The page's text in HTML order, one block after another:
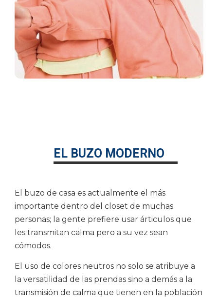
EL BUZO MODERNO
El buzo de casa es actualmente el más
importante dentro del closet de muchas
personas; la gente prefiere usar árticulos que
les transmitan calma pero a su vez sean
cómodos.
El uso de colores neutros no solo se atribuye a
la versatilidad de las prendas sino a demás a la
transmisión de calma que tienen en la población
Datos personales:
He leído y acepto laPolítica de Privacidad